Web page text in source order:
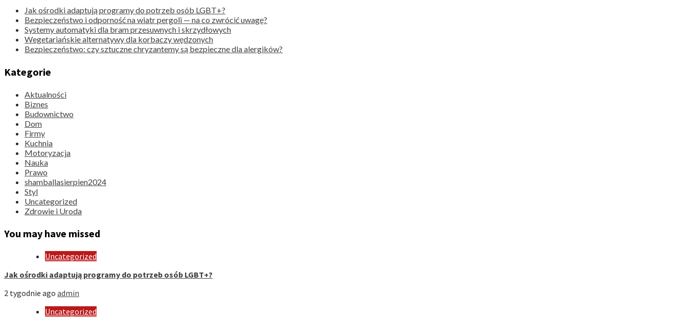
Jak ośrodki adaptują programy do potrzeb osób LGBT+?
Bezpieczeństwo i odporność na wiatr pergoli — na co zwrócić uwagę?
Systemy automatyki dla bram przesuwnych i skrzydłowych
Wegetariańskie alternatywy dla korbaczy wędzonych
Bezpieczeństwo: czy sztuczne chryzantemy są bezpieczne dla alergików?
Kategorie
Aktualności
Biznes
Budownictwo
Dom
Firmy
Kuchnia
Motoryzacja
Nauka
Prawo
shamballasierpien2024
Styl
Uncategorized
Zdrowie i Uroda
You may have missed
Uncategorized
Jak ośrodki adaptują programy do potrzeb osób LGBT+?
2 tygodnie ago admin
Uncategorized